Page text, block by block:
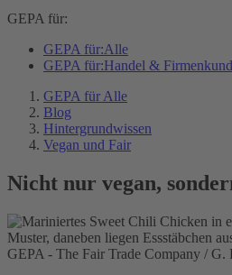
GEPA für:
GEPA für:Alle
GEPA für:Handel &
GEPA für Alle
Blog
Hintergrundwissen
Vegan und Fair
Nicht nur vegan,
GEPA - The Fair Trade Company /